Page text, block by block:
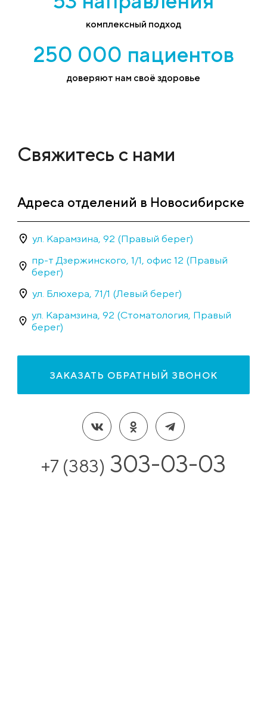
комплексный подход
250 000 пациентов
доверяют нам своё здоровье
Свяжитесь с нами
Адреса отделений в Новосибирске
ул. Карамзина, 92 (Правый берег)
пр-т Дзержинского, 1/1, офис 12 (Правый
берег)
ул. Блюхера, 71/1 (Левый берег)
ул. Карамзина, 92 (Стоматология, Правый
берег)
ЗАКАЗАТЬ ОБРАТНЫЙ ЗВОНОК
+7 (383) 303-03-03